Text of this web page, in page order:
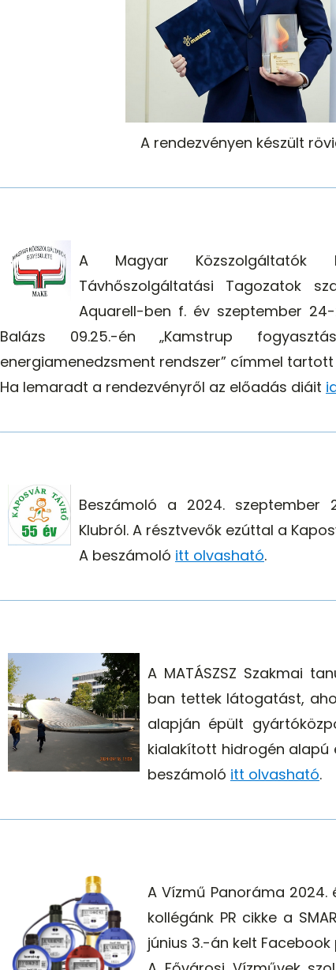
A rendezvényen készült
A Magyar Közszolgáltatók
Távhőszolgáltatási Tagozatok
Aquarell-ben f. év szeptember
Balázs 09.25.-én „Kamstrup
energiamenedzsment rendszer” címmel
Ha lemaradt a rendezvényről az előadás diáit
Beszámoló a 2024. szeptember
Klubról. A résztvevők ezúttal a
A beszámoló itt olvasható.
A MATÁSZSZ Szakmai
ban tettek látogatást,
alapján épült
kialakított hidrogén
beszámoló itt olvasható.
A Vízmű Panoráma 2024.
kollégánk PR cikke a
június 3.-án kelt